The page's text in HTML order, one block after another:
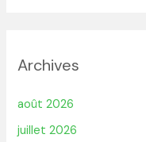
Archives
août 2026
juillet 2026